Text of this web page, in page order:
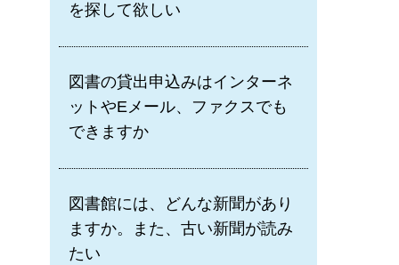
を探して欲しい
図書の貸出申込みはインターネ
ットやEメール、ファクスでも
できますか
図書館には、どんな新聞があり
ますか。また、古い新聞が読み
たい